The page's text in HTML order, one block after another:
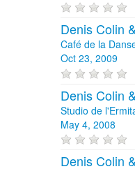
Denis Colin
Café de la
Oct 23, 2009
Denis Colin
Studio de
May 4, 2008
Denis Colin